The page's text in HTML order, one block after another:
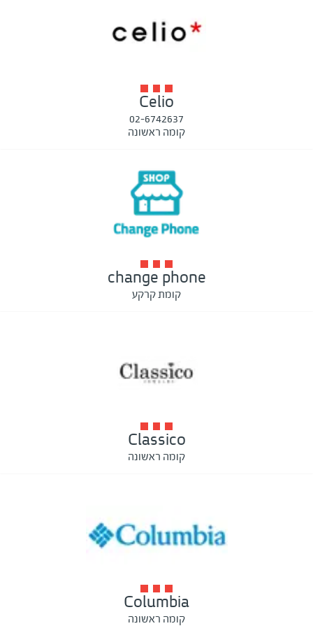
Celio
02-6742637
קומה ראשונה
change phone
קומת קרקע
Classico
קומה ראשונה
Columbia
קומה ראשונה